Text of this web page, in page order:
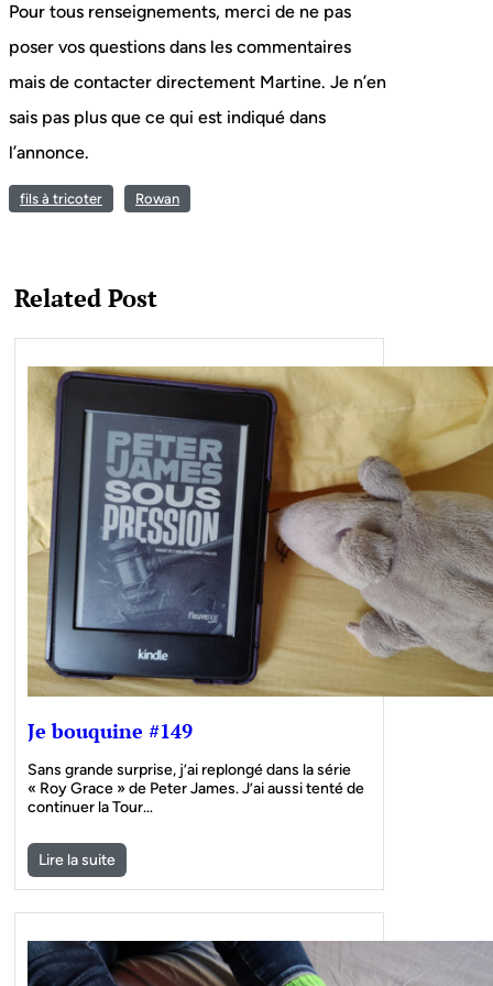
Pour tous renseignements, merci de ne pas
poser vos questions dans les commentaires
mais de contacter directement Martine. Je n’en
sais pas plus que ce qui est indiqué dans
l’annonce.
fils à tricoter Rowan
Related Post
Je bouquine #149
Sans grande surprise, j’ai replongé dans la série
« Roy Grace » de Peter James. J’ai aussi tenté de
continuer la Tour…
Lire la suite